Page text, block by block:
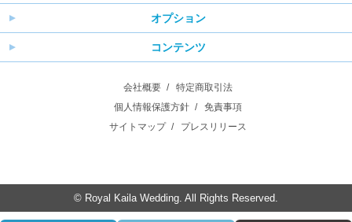
オプション
コンテンツ
会社概要
特定商取引法
個人情報保護方針
免責事項
サイトマップ
プレスリリース
© Royal Kaila Wedding. All Rights Reserved.